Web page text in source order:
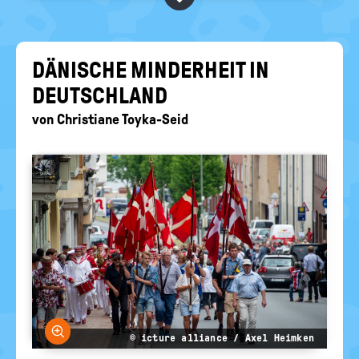
politische
EURE AKTUELLEN FRAGEN...
DÄ­NI­SCHE MIN­DER­HEIT IN
DEUTSCH­LAND
von Christiane Toyka-Seid
Bild vergrößern
© icture alliance / Axel Heimken